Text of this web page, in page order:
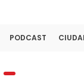
PODCAST